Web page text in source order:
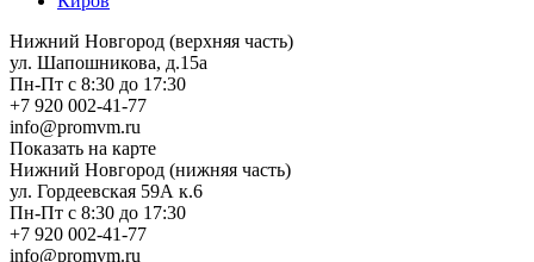
Нижний Новгород (верхняя часть)
ул. Шапошникова, д.15а
Пн-Пт с 8:30 до 17:30
+7 920 002-41-77
info@promvm.ru
Показать на карте
Нижний Новгород (нижняя часть)
ул. Гордеевская 59А к.6
Пн-Пт с 8:30 до 17:30
+7 920 002-41-77
info@promvm.ru